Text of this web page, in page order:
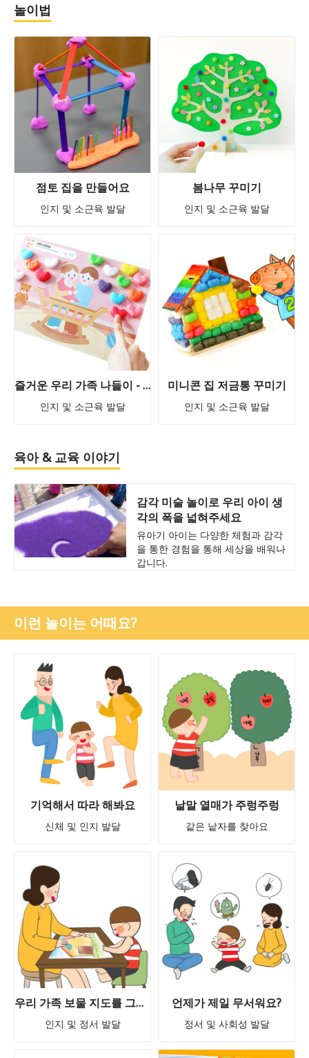
놀이법
점토 집을 만들어요
인지 및 소근육 발달
봄나무 꾸미기
인지 및 소근육 발달
즐거운 우리 가족 나들이 - 모양콘으로 꾸미며 이야기를 나눠요
인지 및 소근육 발달
미니콘 집 저금통 꾸미기
인지 및 소근육 발달
육아 & 교육 이야기
감각 미술 놀이로 우리 아이 생
각의 폭을 넓혀주세요
유아기 아이는 다양한 체험과 감각
을 통한 경험을 통해 세상을 배워나
갑니다.
이런 놀이는 어때요?
기억해서 따라 해봐요
신체 및 인지 발달
낱말 열매가 주렁주렁
같은 낱자를 찾아요
우리 가족 보물 지도를 그려요
인지 및 정서 발달
언제가 제일 무서워요?
정서 및 사회성 발달